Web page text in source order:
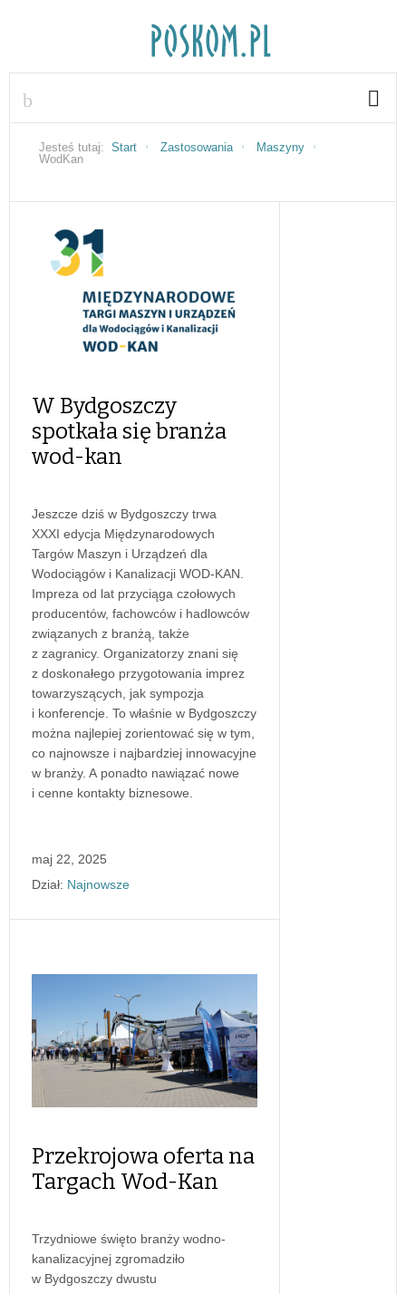
Jesteś tutaj: Start Zastosowania
Maszyny
WodKan
W Bydgoszczy
spotkała się branża
wod-kan
Jeszcze dziś w Bydgoszczy trwa
XXXI edycja Międzynarodowych
Targów Maszyn i Urządzeń dla
Wodociągów i Kanalizacji WOD-KAN.
Impreza od lat przyciąga czołowych
producentów, fachowców i hadlowców
związanych z branżą, także
z zagranicy. Organizatorzy znani się
z doskonałego przygotowania imprez
towarzyszących, jak sympozja
i konferencje. To właśnie w Bydgoszczy
można najlepiej zorientować się w tym,
co najnowsze i najbardziej innowacyjne
w branży. A ponadto nawiązać nowe
i cenne kontakty biznesowe.
maj 22, 2025
Dział: Najnowsze
Przekrojowa oferta na
Targach Wod-Kan
Trzydniowe święto branży wodno-
kanalizacyjnej zgromadziło
w Bydgoszczy dwustu